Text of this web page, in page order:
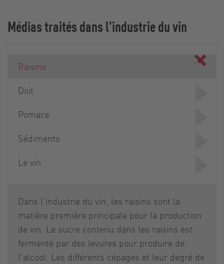
Médias traités dans l'industrie du vin
Raisins
Doit
Pomace
Sédiments
Le vin
Dans l'industrie du vin, les raisins sont la
matière première principale pour la production
de vin. Le sucre contenu dans les raisins est
fermenté par des levures pour produire de
l'alcool. Les différents cépages et leur degré de